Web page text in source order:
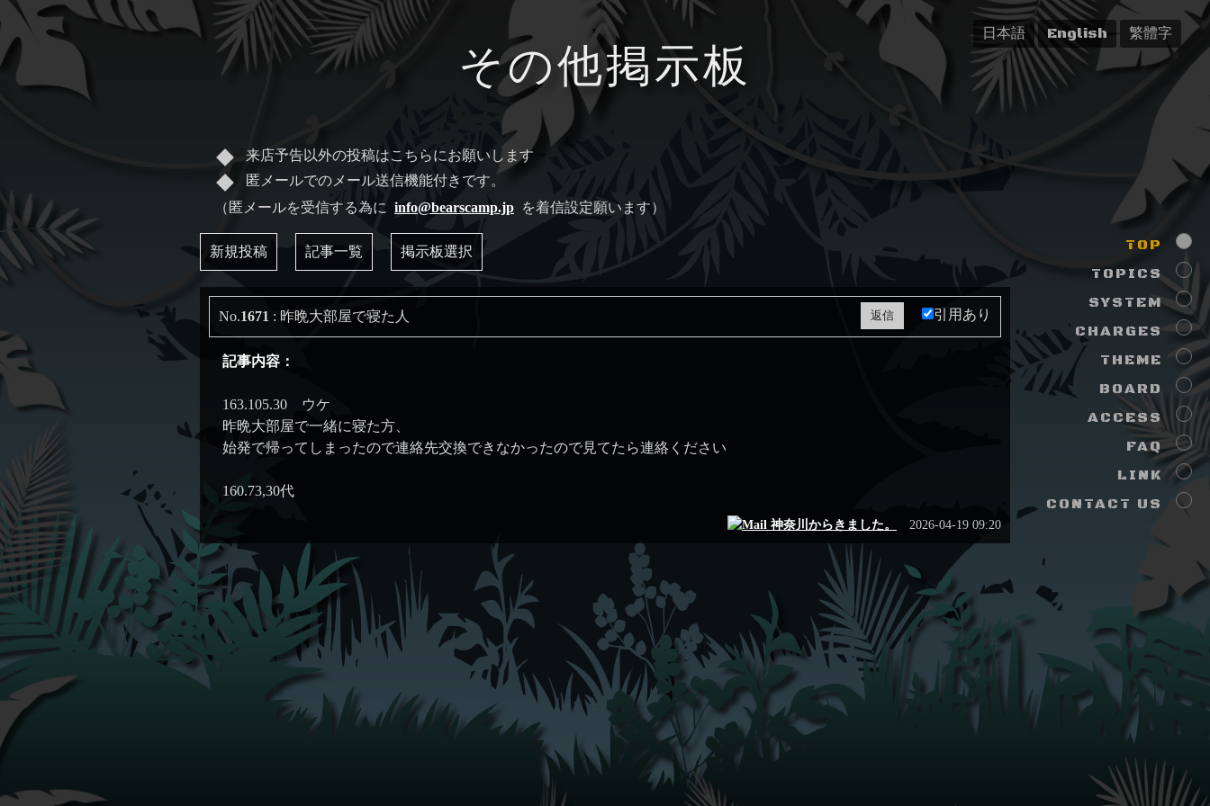
TOP
TOPICS
SYSTEM
CHARGES
THEME
BOARD
ACCESS
FAQ
LINK
CONTACT US
日本語 English 繁體字
その他掲示板
来店予告以外の投稿はこちらにお願いします
匿メールでのメール送信機能付きです。
（匿メールを受信する為に info@bearscamp.jp を着信設定願います）
新規投稿 記事一覧 掲示板選択
No.1671 : 昨晩大部屋で寝た人 引用あり
記事内容：
163.105.30 ウケ
昨晩大部屋で一緒に寝た方、
始発で帰ってしまったので連絡先交換できなかったので見てたら連絡ください
160.73,30代
神奈川からきました。 2026-04-19 09:20